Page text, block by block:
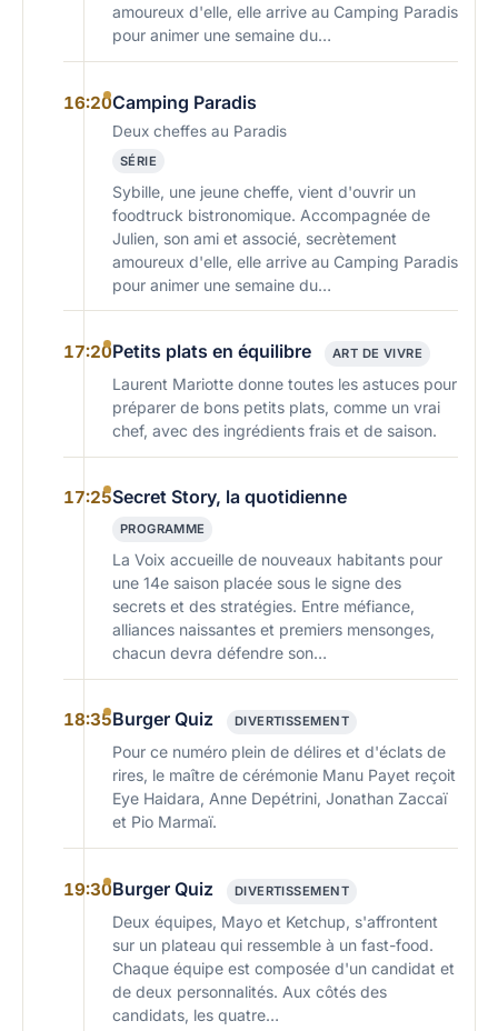
amoureux d'elle, elle arrive au Camping Paradis
pour animer une semaine du…
16:20Camping Paradis
Deux cheffes au Paradis
SÉRIE
Sybille, une jeune cheffe, vient d'ouvrir un
foodtruck bistronomique. Accompagnée de
Julien, son ami et associé, secrètement
amoureux d'elle, elle arrive au Camping Paradis
pour animer une semaine du…
17:20Petits plats en équilibre ART DE VIVRE
Laurent Mariotte donne toutes les astuces pour
préparer de bons petits plats, comme un vrai
chef, avec des ingrédients frais et de saison.
17:25Secret Story, la quotidienne
PROGRAMME
La Voix accueille de nouveaux habitants pour
une 14e saison placée sous le signe des
secrets et des stratégies. Entre méfiance,
alliances naissantes et premiers mensonges,
chacun devra défendre son…
18:35Burger Quiz DIVERTISSEMENT
Pour ce numéro plein de délires et d'éclats de
rires, le maître de cérémonie Manu Payet reçoit
Eye Haidara, Anne Depétrini, Jonathan Zaccaï
et Pio Marmaï.
19:30Burger Quiz DIVERTISSEMENT
Deux équipes, Mayo et Ketchup, s'affrontent
sur un plateau qui ressemble à un fast-food.
Chaque équipe est composée d'un candidat et
de deux personnalités. Aux côtés des
candidats, les quatre…